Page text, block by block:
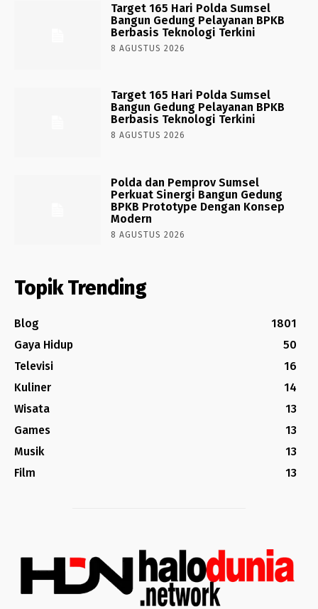
Target 165 Hari Polda Sumsel
Bangun Gedung Pelayanan BPKB
Berbasis Teknologi Terkini
8 AGUSTUS 2026
Target 165 Hari Polda Sumsel
Bangun Gedung Pelayanan BPKB
Berbasis Teknologi Terkini
8 AGUSTUS 2026
Polda dan Pemprov Sumsel
Perkuat Sinergi Bangun Gedung
BPKB Prototype Dengan Konsep
Modern
8 AGUSTUS 2026
Topik Trending
Blog
1801
Gaya Hidup
50
Televisi
16
Kuliner
14
Wisata
13
Games
13
Musik
13
Film
13